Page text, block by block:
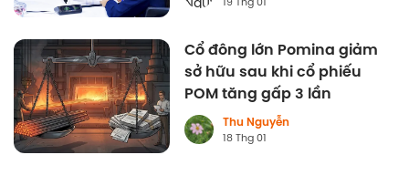
Cổ đông lớn Pomina giảm
sở hữu sau khi cổ phiếu
POM tăng gấp 3 lần
Thu Nguyễn
18 Thg 01